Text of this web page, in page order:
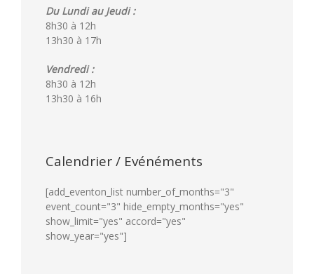
Du Lundi au Jeudi :
8h30 à 12h
13h30 à 17h
Vendredi :
8h30 à 12h
13h30 à 16h
Calendrier / Evénéments
[add_eventon_list number_of_months="3"
event_count="3" hide_empty_months="yes"
show_limit="yes" accord="yes"
show_year="yes"]